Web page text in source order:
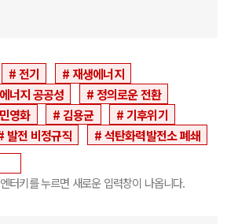
전기
재생에너지
에너지 공공성
정의로운 전환
영화 김용균
기후위기
발전 비정규직
석탄화력발전소 폐쇄
터키를 누르면 새로운 입력창이 나옵니다.